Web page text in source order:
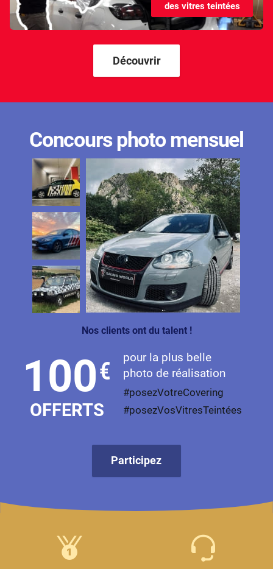
Kandi
Karma
Lada
Land Rover
Ldv
Lexus
Ligier
Lincoln
Livan
Maserati
Maybach
Mazda
MG
des vitres teintées
Découvrir
Concours photo mensuel
Nos clients ont du talent !
100€
OFFERTS
pour la plus belle
photo de réalisation
#posezVotreCovering
#posezVosVitresTeintées
Participez